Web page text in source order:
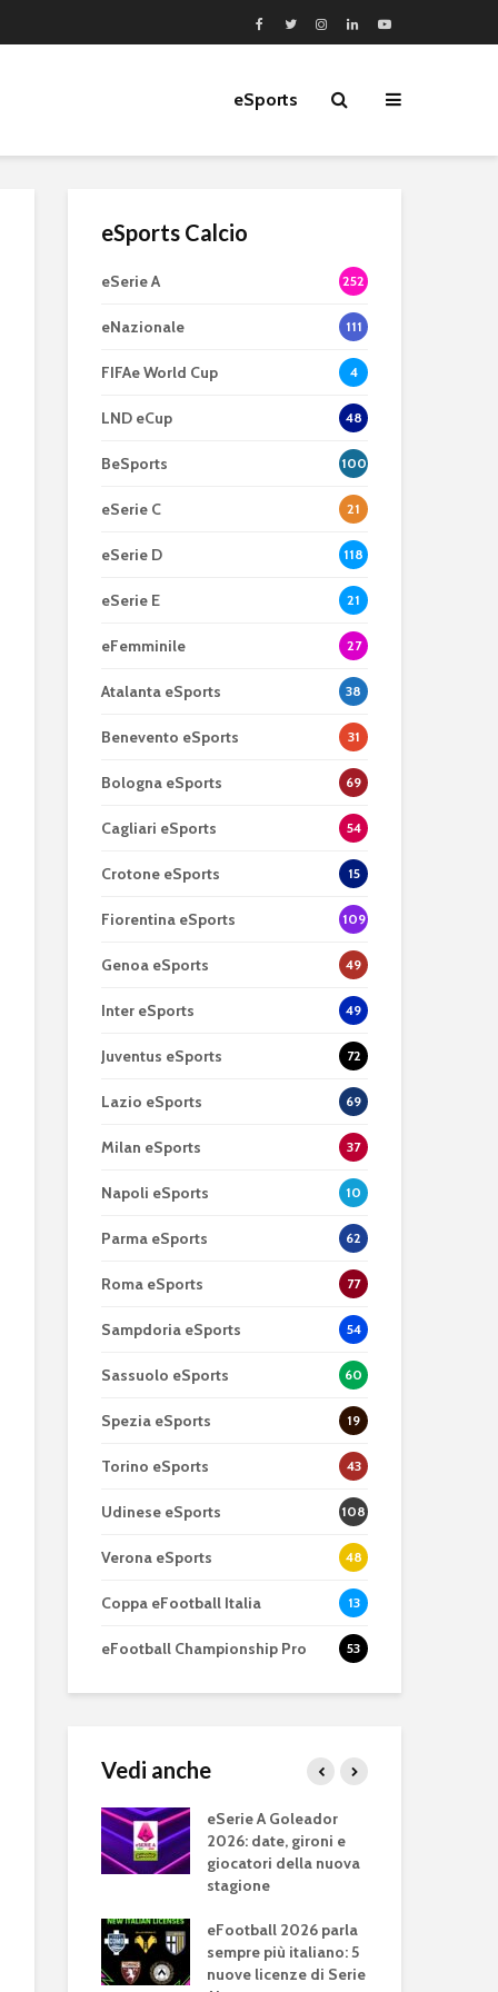
eSports
eSports Calcio
eSerie A 252
eNazionale 111
FIFAe World Cup 4
LND eCup 48
BeSports 100
eSerie C 21
eSerie D 118
eSerie E 21
eFemminile 27
Atalanta eSports 38
Benevento eSports 31
Bologna eSports 69
Cagliari eSports 54
Crotone eSports 15
Fiorentina eSports 109
Genoa eSports 49
Inter eSports 49
Juventus eSports 72
Lazio eSports 69
Milan eSports 37
Napoli eSports 10
Parma eSports 62
Roma eSports 77
Sampdoria eSports 54
Sassuolo eSports 60
Spezia eSports 19
Torino eSports 43
Udinese eSports 108
Verona eSports 48
Coppa eFootball Italia 13
eFootball Championship Pro 53
Vedi anche
eSerie A Goleador
2026: date, gironi e
giocatori della nuova
stagione
eFootball 2026 parla
sempre più italiano: 5
nuove licenze di Serie
perfetto: Cross-
Platform, Cross-
Gen, Free-to-play.
L’Atalanta eSports
schiera la sua
squadra per la
eSerie A